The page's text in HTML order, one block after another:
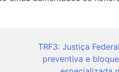
TRF3: Justiça
preventiva e